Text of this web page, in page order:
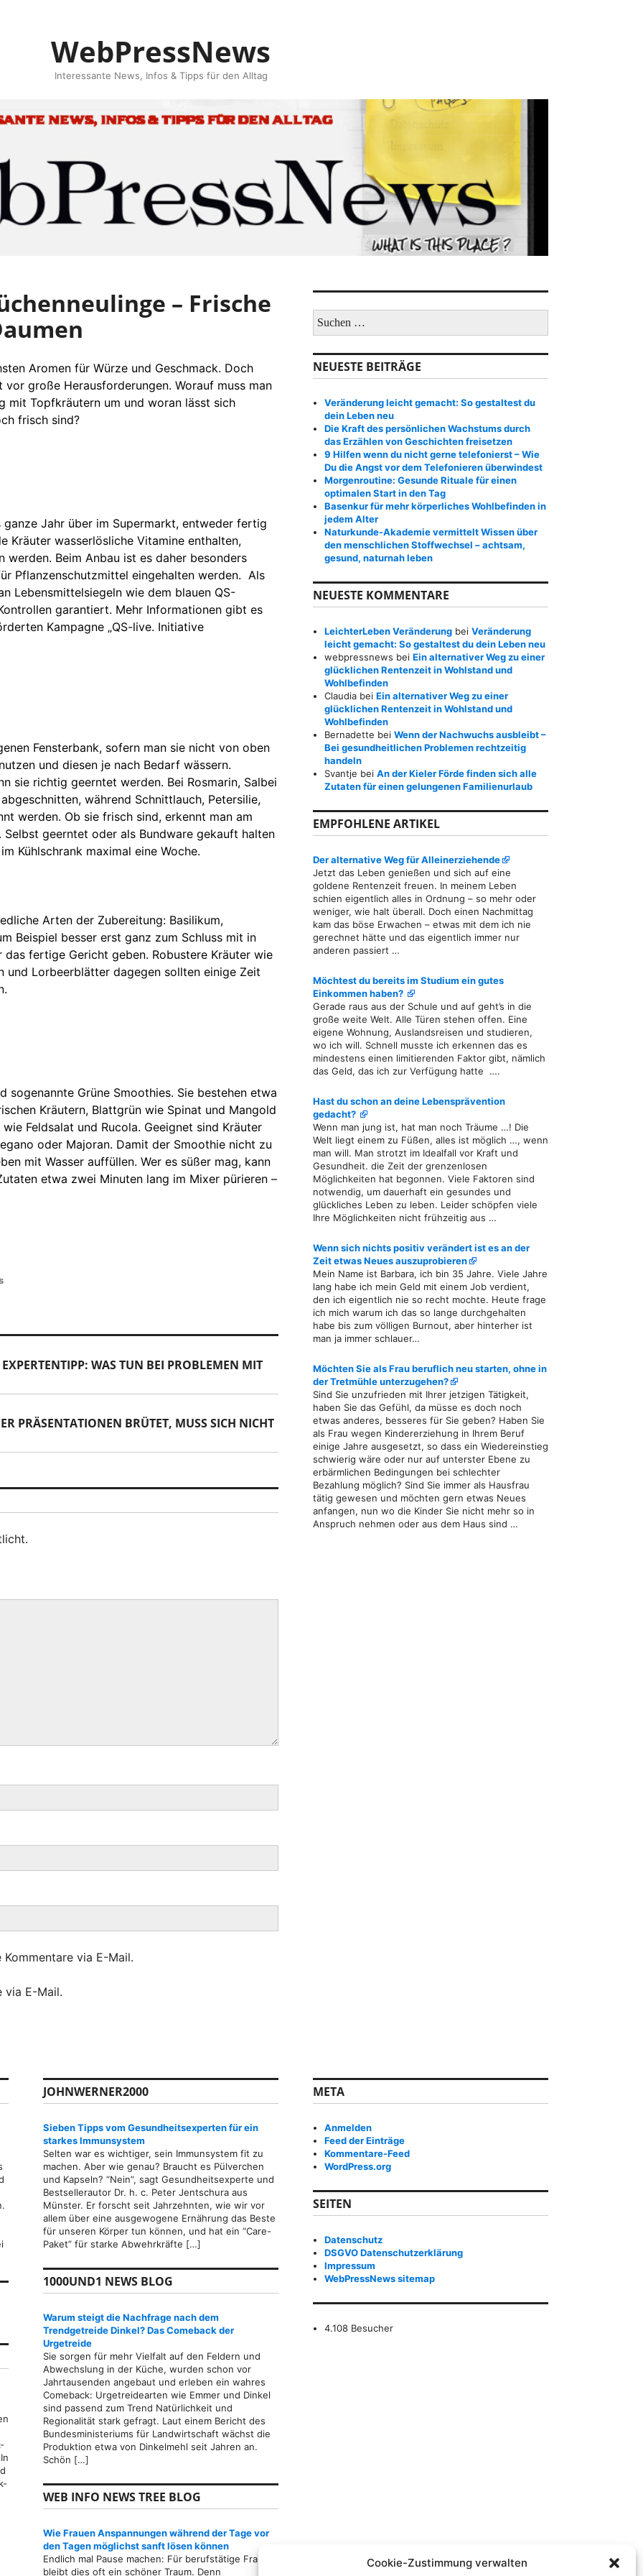
Cookie-Zustimmung verwalten
WebPressNews
Interessante News, Infos & Tipps für den Alltag
– Frische
Aromen für Würze und Geschmack. Doch
große Herausforderungen. Worauf muss man
mit Topfkräutern um und woran lässt sich
frisch sind?
Jahr über im Supermarkt, entweder fertig
Kräuter wasserlösliche Vitamine enthalten,
Beim Anbau ist es daher besonders
Pflanzenschutzmittel eingehalten werden. Als
Lebensmittelsiegeln wie dem blauen QS-
garantiert. Mehr Informationen gibt es
Kampagne „QS-live. Initiative
Fensterbank, sofern man sie nicht von oben
und diesen je nach Bedarf wässern.
sie richtig geerntet werden. Bei Rosmarin, Salbei
während Schnittlauch, Petersilie,
werden. Ob sie frisch sind, erkennt man am
geerntet oder als Bundware gekauft halten
Kühlschrank maximal eine Woche.
Arten der Zubereitung: Basilikum,
Beispiel besser erst ganz zum Schluss mit in
fertige Gericht geben. Robustere Kräuter wie
und Lorbeerblätter dagegen sollten einige Zeit
sogenannte Grüne Smoothies. Sie bestehen etwa
Kräutern, Blattgrün wie Spinat und Mangold
Feldsalat und Rucola. Geeignet sind Kräuter
oder Majoran. Damit der Smoothie nicht zu
mit Wasser auffüllen. Wer es süßer mag, kann
etwa zwei Minuten lang im Mixer pürieren –
WAS TUN BEI PROBLEMEN MIT
PRÄSENTATIONEN BRÜTET, MUSS SICH NICHT
via E-Mail.
via E-Mail.
u
h
e
n
c
:
NEUESTE BEITRÄGE
Veränderung leicht gemacht: So gestaltest du
dein Leben neu
Die Kraft des persönlichen Wachstums durch
das Erzählen von Geschichten freisetzen
9 Hilfen wenn du nicht gerne telefonierst – Wie
Du die Angst vor dem Telefonieren überwindest
Morgenroutine: Gesunde Rituale für einen
optimalen Start in den Tag
Basenkur für mehr körperliches Wohlbefinden in
jedem Alter
Naturkunde-Akademie vermittelt Wissen über
den menschlichen Stoffwechsel – achtsam,
gesund, naturnah leben
NEUESTE KOMMENTARE
LeichterLeben Veränderung beiVeränderung
leicht gemacht: So gestaltest du dein Leben neu
webpressnews beiEin alternativer Weg zu einer
glücklichen Rentenzeit in Wohlstand und
Wohlbefinden
Claudia beiEin alternativer Weg zu einer
glücklichen Rentenzeit in Wohlstand und
Wohlbefinden
Bernadette beiWenn der Nachwuchs ausbleibt –
Bei gesundheitlichen Problemen rechtzeitig
handeln
Svantje beiAn der Kieler Förde finden sich alle
Zutaten für einen gelungenen Familienurlaub
EMPFOHLENE ARTIKEL
Der alternative Weg für Alleinerziehende
Jetzt das Leben genießen und sich auf eine
goldene Rentenzeit freuen. In meinem Leben
schien eigentlich alles in Ordnung – so mehr oder
weniger, wie halt überall. Doch einen Nachmittag
kam das böse Erwachen – etwas mit dem ich nie
gerechnet hätte und das eigentlich immer nur
anderen passiert …
Möchtest du bereits im Studium ein gutes
Einkommen haben?
Gerade raus aus der Schule und auf geht’s in die
große weite Welt. Alle Türen stehen offen. Eine
eigene Wohnung, Auslandsreisen und studieren,
wo ich will. Schnell musste ich erkennen das es
mindestens einen limitierenden Faktor gibt, nämlich
das Geld, das ich zur Verfügung hatte ….
Hast du schon an deine Lebensprävention
gedacht?
Wenn man jung ist, hat man noch Träume …! Die
Welt liegt einem zu Füßen, alles ist möglich …, wenn
man will. Man strotzt im Idealfall vor Kraft und
Gesundheit. die Zeit der grenzenlosen
Möglichkeiten hat begonnen. Viele Faktoren sind
notwendig, um dauerhaft ein gesundes und
glückliches Leben zu leben. Leider schöpfen viele
Ihre Möglichkeiten nicht frühzeitig aus …
Wenn sich nichts positiv verändert ist es an der
Zeit etwas Neues auszuprobieren
Mein Name ist Barbara, ich bin 35 Jahre. Viele Jahre
lang habe ich mein Geld mit einem Job verdient,
den ich eigentlich nie so recht mochte. Heute frage
ich mich warum ich das so lange durchgehalten
habe bis zum völligen Burnout, aber hinterher ist
man ja immer schlauer…
Möchten Sie als Frau beruflich neu starten, ohne in
der Tretmühle unterzugehen?
Sind Sie unzufrieden mit Ihrer jetzigen Tätigkeit,
haben Sie das Gefühl, da müsse es doch noch
etwas anderes, besseres für Sie geben? Haben Sie
als Frau wegen Kindererziehung in Ihrem Beruf
einige Jahre ausgesetzt, so dass ein Wiedereinstieg
schwierig wäre oder nur auf unterster Ebene zu
erbärmlichen Bedingungen bei schlechter
Bezahlung möglich? Sind Sie immer als Hausfrau
tätig gewesen und möchten gern etwas Neues
anfangen, nun wo die Kinder Sie nicht mehr so in
Anspruch nehmen oder aus dem Haus sind …
durch Network Marketing
JOHNWERNER2000
Sieben Tipps vom Gesundheitsexperten für ein
starkes Immunsystem
Selten war es wichtiger, sein Immunsystem fit zu
machen. Aber wie genau? Braucht es Pülverchen
und Kapseln? “Nein”, sagt Gesundheitsexperte und
Bestsellerautor Dr. h. c. Peter Jentschura aus
Münster. Er forscht seit Jahrzehnten, wie wir vor
allem über eine ausgewogene Ernährung das Beste
für unseren Körper tun können, und hat ein “Care-
Paket” für starke Abwehrkräfte […]
1000UND1 NEWS BLOG
Warum steigt die Nachfrage nach dem
Trendgetreide Dinkel? Das Comeback der
Urgetreide
Sie sorgen für mehr Vielfalt auf den Feldern und
Abwechslung in der Küche, wurden schon vor
Jahrtausenden angebaut und erleben ein wahres
Comeback: Urgetreidearten wie Emmer und Dinkel
sind passend zum Trend Natürlichkeit und
Regionalität stark gefragt. Laut einem Bericht des
Bundesministeriums für Landwirtschaft wächst die
Produktion etwa von Dinkelmehl seit Jahren an.
Schön […]
WEB INFO NEWS TREE BLOG
Wie Frauen Anspannungen während der Tage vor
den Tagen möglichst sanft lösen können
Endlich mal Pause machen: Für berufstätige Frauen
bleibt dies oft ein schöner Traum. Denn
META
Anmelden
Feed der Einträge
Kommentare-Feed
WordPress.org
SEITEN
Datenschutz
DSGVO Datenschutzerklärung
Impressum
WebPressNews sitemap
4.108 Besucher